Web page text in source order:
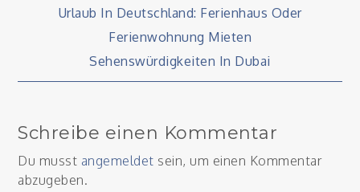
Beitragsnavigation
Urlaub In Deutschland: Ferienhaus Oder
Ferienwohnung Mieten
Sehenswürdigkeiten In Dubai
Schreibe einen Kommentar
Du musst angemeldet sein, um einen Kommentar
abzugeben.